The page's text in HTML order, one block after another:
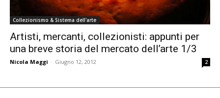
Collezionismo & Sistema dell'arte
Artisti, mercanti, collezionisti: appunti per
una breve storia del mercato dell’arte 1/3
Nicola Maggi - Giugno 12, 2012 2